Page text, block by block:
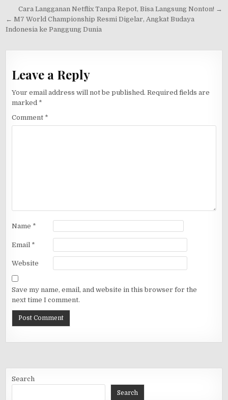
Post
navigation
Cara Langganan Netflix Tanpa Repot, Bisa Langsung Nonton! →
← M7 World Championship Resmi Digelar, Angkat Budaya
Indonesia ke Panggung Dunia
Leave a Reply
Your email address will not be published. Required fields are
marked *
Comment *
Name *
Email *
Website
Save my name, email, and website in this browser for the
next time I comment.
Search
Search